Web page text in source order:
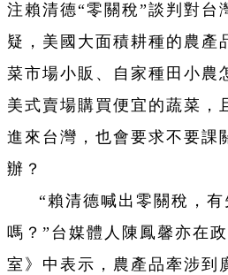
注賴清德“零關稅”談判對台
疑，美國大面積耕種的農產
菜市場小販、自家種田小農
美式賣場購買便宜的蔬菜，
進來台灣，也會要求不要課
辦？
“賴清德喊出零關稅，
嗎？”台媒體人陳鳳馨亦在
室》中表示，農產品牽涉到